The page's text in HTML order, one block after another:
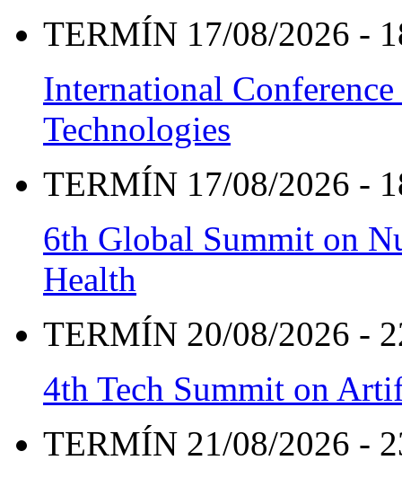
TERMÍN 17/08/2026 -
International
Technologies
TERMÍN 17/08/2026 -
6th Global Summit on
Health
TERMÍN 20/08/2026 -
4th Tech Summit on
TERMÍN 21/08/2026 -